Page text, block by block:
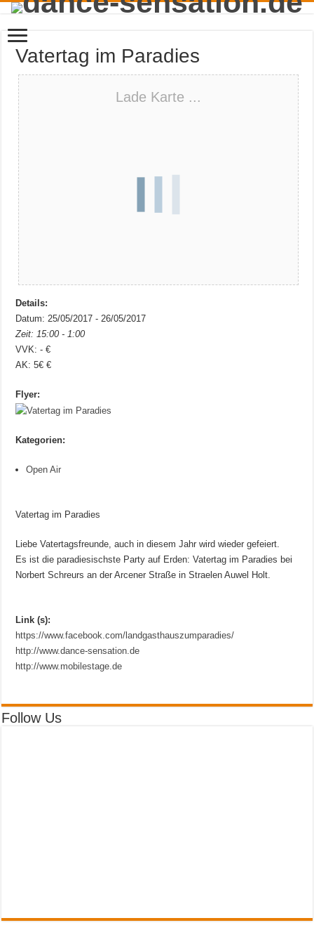
Vatertag im Paradies
Lade Karte ...
Details:
Datum: 25/05/2017 - 26/05/2017
Zeit: 15:00 - 1:00
VVK: - €
AK: 5€ €
Flyer:
Kategorien:
Open Air
Vatertag im Paradies
Liebe Vatertagsfreunde, auch in diesem Jahr wird wieder gefeiert.
Es ist die paradiesischste Party auf Erden: Vatertag im Paradies bei
Norbert Schreurs an der Arcener Straße in Straelen Auwel Holt.
Link (s):
https://www.facebook.com/landgasthauszumparadies/
http://www.dance-sensation.de
http://www.mobilestage.de
Follow Us